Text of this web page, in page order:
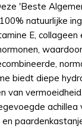
'Beste
natuurlijke
E, collageen
biedt diepe
van
achillea